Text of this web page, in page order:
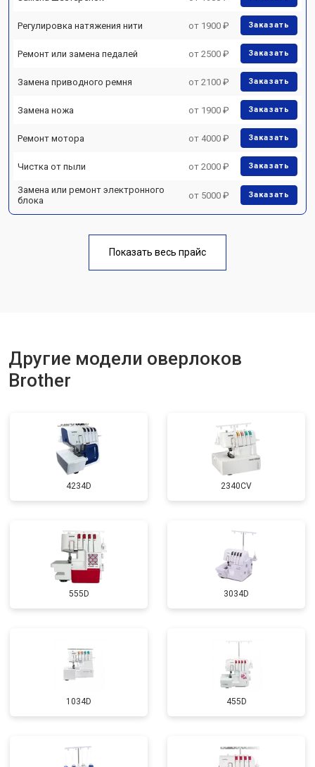
Регулировка натяжения нити от 1900 ₽ Заказать
Ремонт или замена педалей от 2500 ₽ Заказать
Замена приводного ремня от 2100 ₽ Заказать
Замена ножа от 1900 ₽ Заказать
Ремонт мотора от 4000 ₽ Заказать
Чистка от пыли от 2000 ₽ Заказать
Замена или ремонт электронного
блока
от 5000 ₽ Заказать
Показать весь прайс
Другие модели оверлоков
Brother
4234D 2340CV
555D 3034D
1034D 455D